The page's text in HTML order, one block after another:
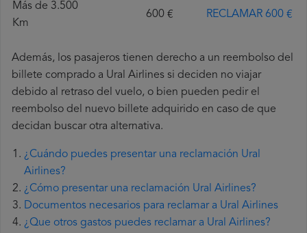
Más de 3.500
Km
600 € RECLAMAR 600 €
Además, los pasajeros tienen derecho a un reembolso del
billete comprado a Ural Airlines si deciden no viajar
debido al retraso del vuelo, o bien pueden pedir el
reembolso del nuevo billete adquirido en caso de que
decidan buscar otra alternativa.
¿Cuándo puedes presentar una reclamación Ural
Airlines?
¿Cómo presentar una reclamación Ural Airlines?
Documentos necesarios para reclamar a Ural Airlines
¿Que otros gastos puedes reclamar a Ural Airlines?